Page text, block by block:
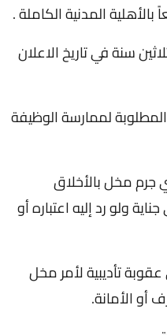
سنة في تاريخ الاعلان
لممارسة الوظيفة
جرم مخل بالأخلاق
ولو رد إليه اعتباره أو
تأديبية لأمر مخل
أو الأمانة.